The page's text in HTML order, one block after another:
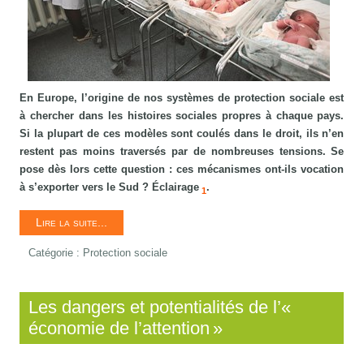
En Europe, l’origine de nos systèmes de protection sociale est
à chercher dans les histoires sociales propres à chaque pays.
Si la plupart de ces modèles sont coulés dans le droit, ils n’en
restent pas moins traversés par de nombreuses tensions. Se
pose dès lors cette question : ces mécanismes ont-ils vocation
à s’exporter vers le Sud ? Éclairage 1.
Lire la suite...
Catégorie : Protection sociale
Les dangers et potentialités de l’«
économie de l’attention »